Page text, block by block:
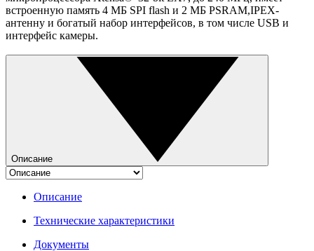
встроенную память 4 МБ SPI flash и 2 МБ PSRAM,IPEX-
антенну и богатый набор интерфейсов, в том числе USB и
интерфейс камеры.
Описание
Описание
Технические характеристики
Документы